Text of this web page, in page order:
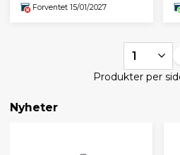
Forventet 15/01/2027
1
Produkter per
Nyheter